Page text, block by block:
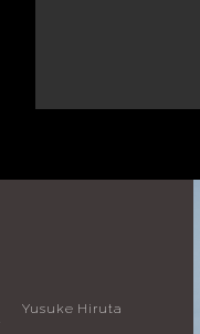
Yusuke Hiruta